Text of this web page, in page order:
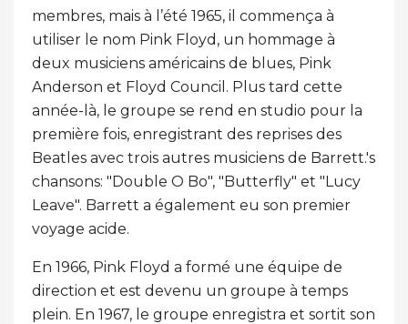
membres, mais à l’été 1965, il commença à
utiliser le nom Pink Floyd, un hommage à
deux musiciens américains de blues, Pink
Anderson et Floyd Council. Plus tard cette
année-là, le groupe se rend en studio pour la
première fois, enregistrant des reprises des
Beatles avec trois autres musiciens de Barrett.'s
chansons: "Double O Bo", "Butterfly" et "Lucy
Leave". Barrett a également eu son premier
voyage acide.
En 1966, Pink Floyd a formé une équipe de
direction et est devenu un groupe à temps
plein. En 1967, le groupe enregistra et sortit son